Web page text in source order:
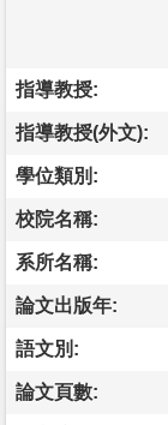
指導教授:
指導教授(外文):
學位類別:
校院名稱:
系所名稱:
論文出版年:
語文別:
論文頁數: